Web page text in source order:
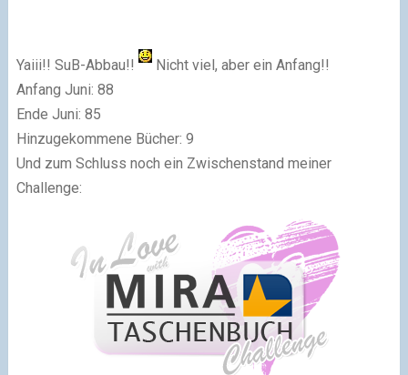
Yaiii!! SuB-Abbau!!
Nicht viel, aber ein Anfang!!
Anfang Juni: 88
Ende Juni: 85
Hinzugekommene Bücher: 9
Und zum Schluss noch ein Zwischenstand meiner
Challenge: